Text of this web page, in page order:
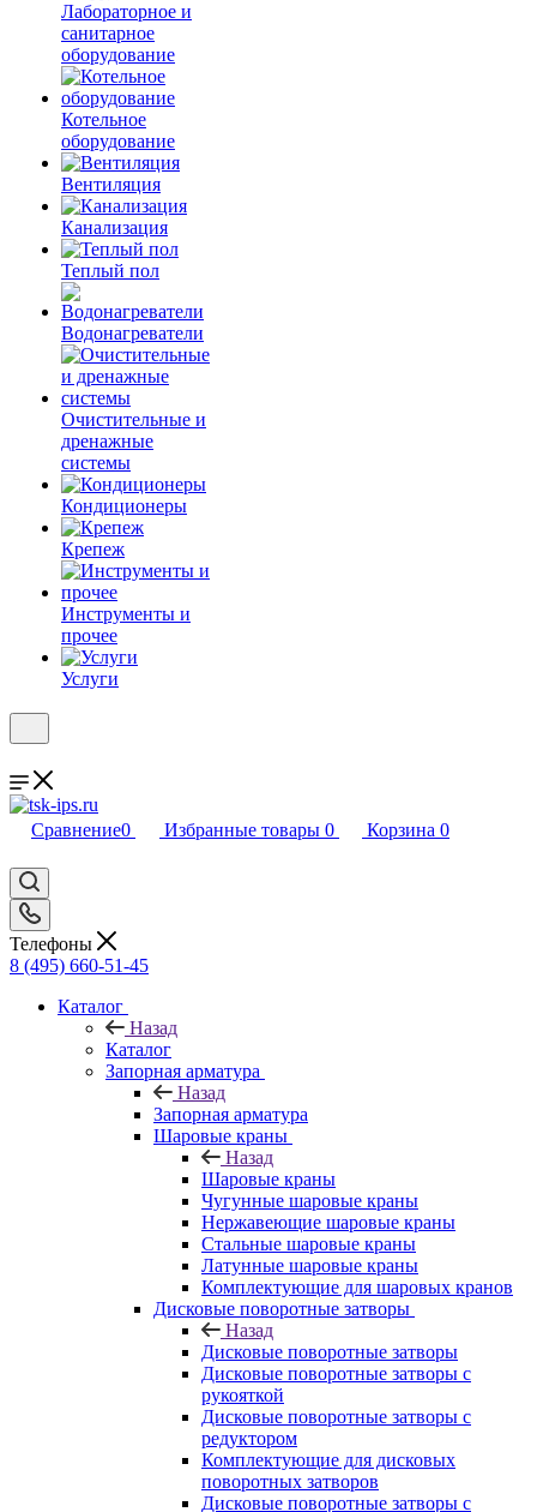
Лабораторное и
санитарное
оборудование
Котельное
оборудование
Вентиляция
Канализация
Теплый пол
Водонагреватели
Очистительные и
дренажные
системы
Кондиционеры
Крепеж
Инструменты и
прочее
Услуги
Сравнение0 Избранные товары 0 Корзина 0
Телефоны
8 (495) 660-51-45
Каталог
Назад
Каталог
Запорная арматура
Назад
Запорная арматура
Шаровые краны
Назад
Шаровые краны
Чугунные шаровые краны
Нержавеющие шаровые краны
Стальные шаровые краны
Латунные шаровые краны
Комплектующие для шаровых кранов
Дисковые поворотные затворы
Назад
Дисковые поворотные затворы
Дисковые поворотные затворы с
рукояткой
Дисковые поворотные затворы с
редуктором
Комплектующие для дисковых
поворотных затворов
Дисковые поворотные затворы с